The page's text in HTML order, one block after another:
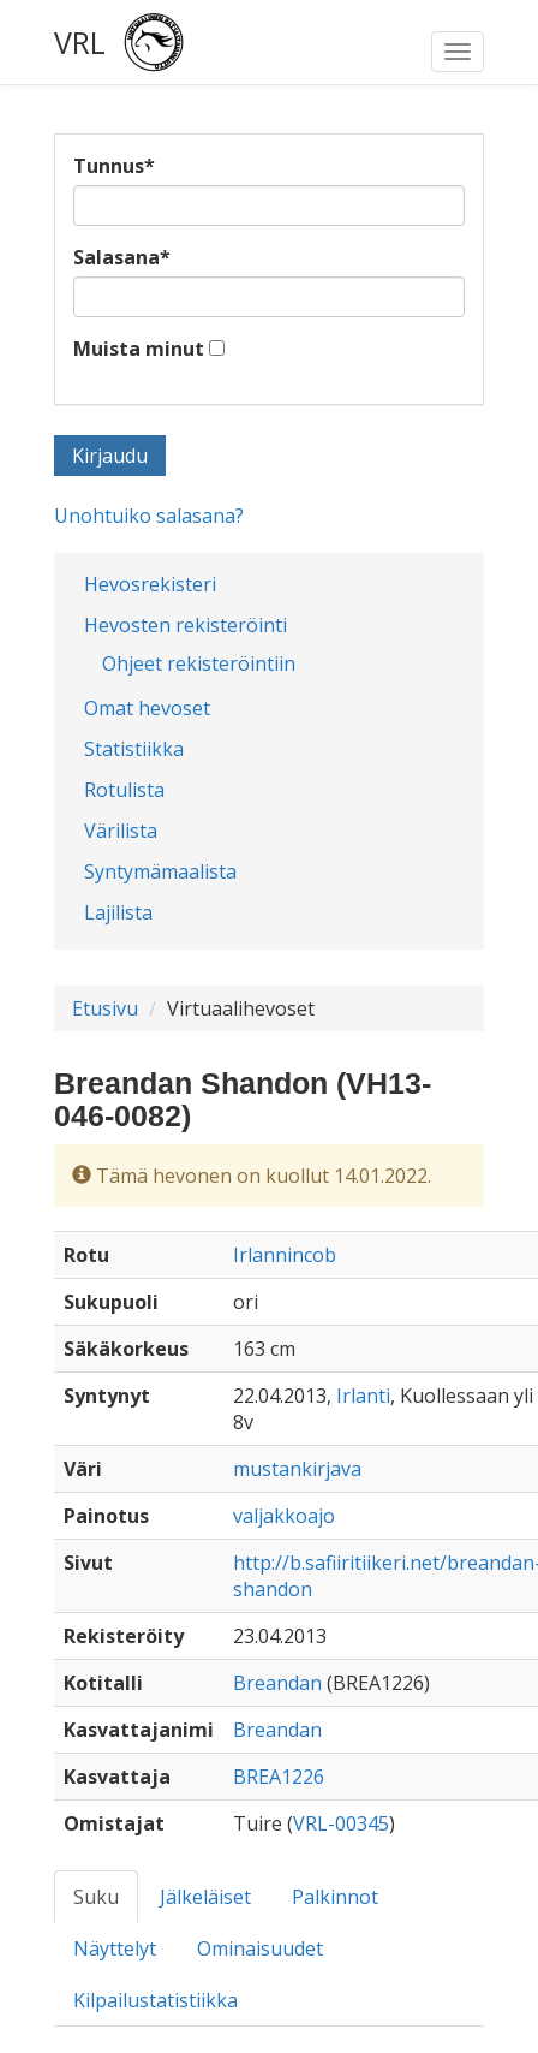
Toggle
VRL
Hevosrekisteri
Hevosten rekisteröinti
Ohjeet rekisteröintiin
Omat hevoset
Statistiikka
Rotulista
Värilista
Syntymämaalista
Lajilista
Tunnus*
Salasana*
Muista minut
Unohtuiko salasana?
Etusivu Virtuaalihevoset
Breandan Shandon (VH13-
046-0082)
Tämä hevonen on kuollut 14.01.2022.
Rotu
Irlannincob
Sukupuoli
ori
Säkäkorkeus
163 cm
Syntynyt
22.04.2013, Irlanti, Kuollessaan yli
8v
Väri
mustankirjava
Painotus
valjakkoajo
Sivut
http://b.safiiritiikeri.net/
shandon
Rekisteröity
23.04.2013
Kotitalli
Breandan (BREA1226)
Kasvattajanimi
Breandan
Kasvattaja
BREA1226
Omistajat
Tuire (VRL-00345)
Suku Jälkeläiset
Palkinnot
Näyttelyt
Ominaisuudet
Kilpailustatistiikka